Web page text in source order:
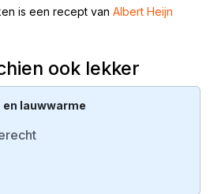
is een recept van Albert Heijn
ook lekker
lauwwarme